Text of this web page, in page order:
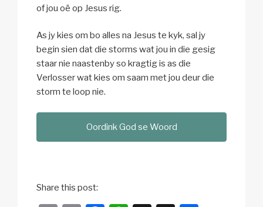
of jou oë op Jesus rig.
As jy kies om bo alles na Jesus te kyk, sal jy
begin sien dat die storms wat jou in die gesig
staar nie naastenby so kragtig is as die
Verlosser wat kies om saam met jou deur die
storm te loop nie.
Oordink God se Woord
Share this post: